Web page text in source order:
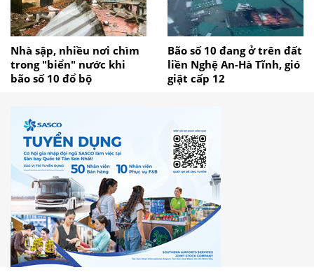
Nhà sập, nhiều nơi chìm
trong "biển" nước khi
bão số 10 đổ bộ
Bão số 10 đang ở trên đất
liền Nghệ An-Hà Tĩnh, gió
giật cấp 12